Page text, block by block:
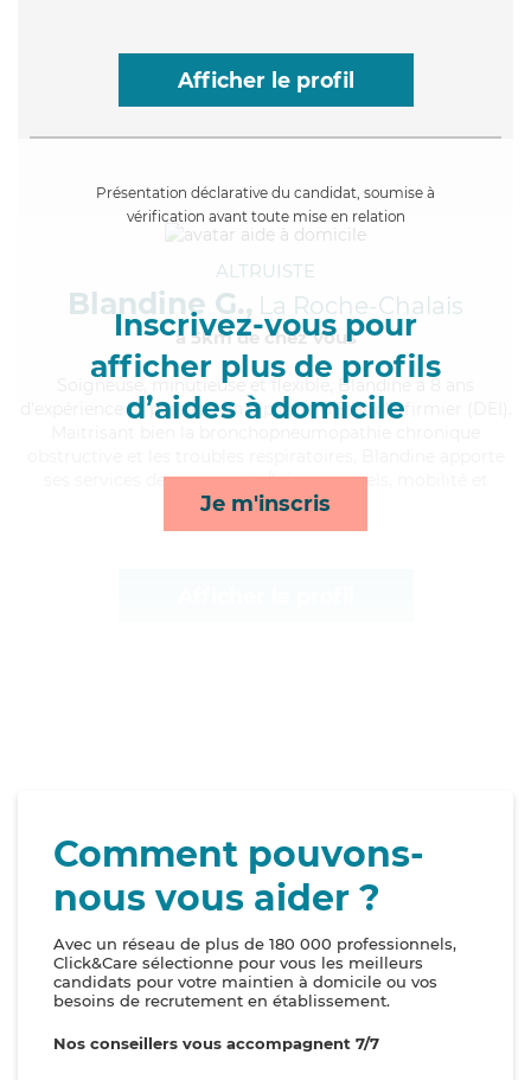
Afficher le profil
Présentation déclarative du candidat, soumise à
vérification avant toute mise en relation
Inscrivez-vous pour
afficher plus de profils
d’aides à domicile
Je m'inscris
ALTRUISTE
Blandine G., La Roche-Chalais
à 5km de chez Vous
, minutieuse et flexible, Blandine a 8 ans
d'expérience et possède un diplôme d'Etat d'infirmier (DEI).
ses services de compagnie/loisirs, rappels, mobilité et
ménage*
Comment pouvons-
nous vous aider ?
Avec un réseau de plus de 180 000 professionnels,
Click&Care sélectionne pour vous les meilleurs
candidats pour votre maintien à domicile ou vos
besoins de recrutement en établissement.
Nos conseillers vous accompagnent 7/7